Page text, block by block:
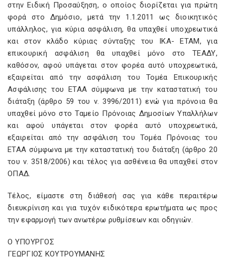
στην Ειδική Προσαύξηση, ο οποίος διορίζεται για πρώτη
φορά στο Δημόσιο, μετά την 1.1.2011 ως διοικητικός
υπάλληλος, για κύρια ασφάλιση, θα υπαχθεί υποχρεωτικά
και στον κλάδο κύριας σύνταξης του ΙΚΑ- ΕΤΑΜ, για
επικουρική ασφάλιση θα υπαχθεί μόνο στο ΤΕΑΔΥ,
καθόσον, αφού υπάγεται στον φορέα αυτό υποχρεωτικά,
εξαιρείται από την ασφάλιση του Τομέα Επικουρικής
Ασφάλισης του ΕΤΑΑ σύμφωνα με την καταστατική του
διάταξη (άρθρο 59 του ν. 3996/2011) ενώ για πρόνοια θα
υπαχθεί μόνο στο Ταμείο Πρόνοιας Δημοσίων Υπαλλήλων
και αφού υπάγεται στον φορέα αυτό υποχρεωτικά,
εξαιρείται από την ασφάλιση του Τομέα Πρόνοιας του
ΕΤΑΑ σύμφωνα με την καταστατική του διάταξη (άρθρο 20
του ν. 3518/2006) και τέλος για ασθένεια θα υπαχθεί στον
ΟΠΑΔ.
Τέλος, είμαστε στη διάθεσή σας για κάθε περαιτέρω
διευκρίνιση και για τυχόν ειδικότερα ερωτήματα ως προς
την εφαρμογή των ανωτέρω ρυθμίσεων και οδηγιών.
Ο ΥΠΟΥΡΓΟΣ
ΓΕΩΡΓΙΟΣ ΚΟΥΤΡΟΥΜΑΝΗΣ